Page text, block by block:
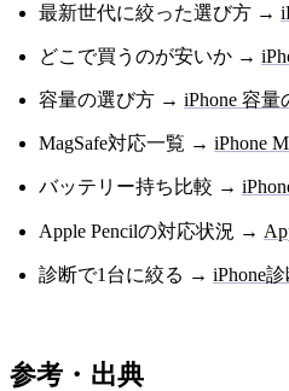
最新世代に絞った選び方 →
どこで買うのが安いか →
容量の選び方 → iPhone 容量
MagSafe対応一覧 → iPhone
バッテリー持ち比較 →
Apple Pencilの対応状況 →
診断で1台に絞る → iPhone
参考・出典